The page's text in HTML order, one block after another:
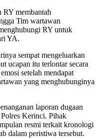
RY membantah
Tim wartawan
RY untuk
YA.
sempat mengeluarkan
ucapan itu terlontar secara
setelah mendapat
yang menghubunginya
laporan dugaan
Kerinci. Pihak
resmi terkait kronologi
dalam peristiwa tersebut.